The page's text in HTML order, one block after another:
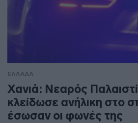
ΕΛΛΑΔΑ
Χανιά: Νεαρός
κλείδωσε ανήλικη στο
έσωσαν οι φωνές της